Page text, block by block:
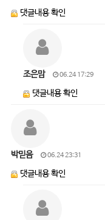
댓글내용 확인
조은맘 06.24 17:29
댓글내용 확인
박믿음 06.24 23:31
댓글내용 확인